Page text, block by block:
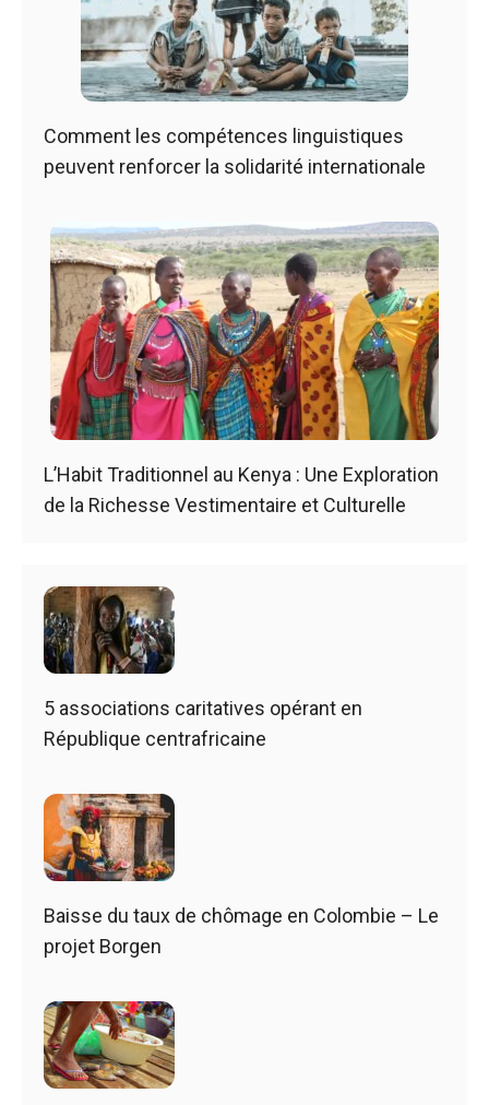
Comment les compétences linguistiques
peuvent renforcer la solidarité internationale
L’Habit Traditionnel au Kenya : Une Exploration
de la Richesse Vestimentaire et Culturelle
5 associations caritatives opérant en
République centrafricaine
Baisse du taux de chômage en Colombie – Le
projet Borgen